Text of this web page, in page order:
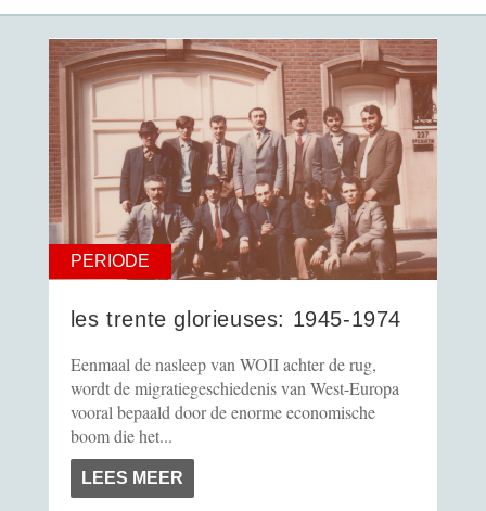
PERIODE
les trente glorieuses: 1945-1974
Eenmaal de nasleep van WOII achter de rug,
wordt de migratiegeschiedenis van West-Europa
vooral bepaald door de enorme economische
boom die het...
LEES MEER